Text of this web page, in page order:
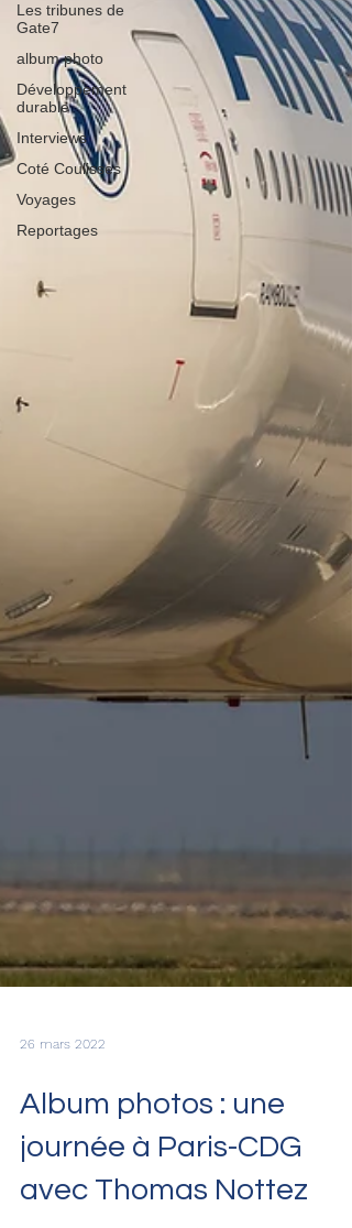
Les tribunes de
Gate7
album photo
Développement
durable
Interviews
Coté Coulisses
Voyages
Reportages
26 mars 2022
Album photos : une
journée à Paris-CDG